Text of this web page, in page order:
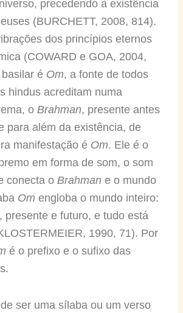
precedendo a existência
(BURCHETT, 2008, 814).
dos princípios eternos
(COWARD e GOA, 2004,
basilar é Om, a fonte de todos
hindus acreditam numa
o Brahman, presente antes
para além da existência, de
manifestação é Om. Ele é o
em forma de som, o som
conecta o Brahman e o mundo
Om engloba o mundo inteiro:
presente e futuro, e tudo está
1990, 71). Por
é o prefixo e o sufixo das
ser uma sílaba ou um verso